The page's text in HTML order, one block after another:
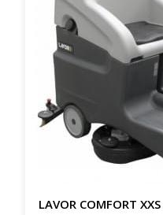
LAVOR COMFORT